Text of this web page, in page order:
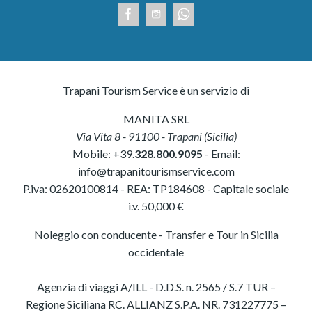
Trapani Tourism Service è un servizio di
MANITA SRL
Via Vita 8- 91100- Trapani(Sicilia)
Mobile: +39.328.800.9095 - Email:
info@trapanitourismservice.com
P.iva: 02620100814 - REA: TP184608 - Capitale sociale
i.v. 50,000 €
Noleggio con conducente - Transfer e Tour in Sicilia
occidentale
Agenzia di viaggi A/ILL - D.D.S. n. 2565 / S.7 TUR –
Regione Siciliana RC. ALLIANZ S.P.A. NR. 731227775 –